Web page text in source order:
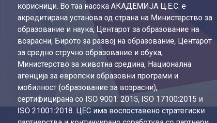
корисници. Во таа насока АКАДЕМИЈА Ц.Е.С. е
акредитирана установа од страна на Министерство за
образование и наука, Центарот за образование на
возрасни, Бирото за развој на образование, Центарот
за средно стручно образование и обука,
Министерство за животна средина, Национална
агенција за европски образовни програми и
мобилност (образование за возрасни),
сертифицирана со ISO 9001: 2015, ISO 17100:2015 и
ISO 21001:2018. ЦЕС има воспоставено стратегиски